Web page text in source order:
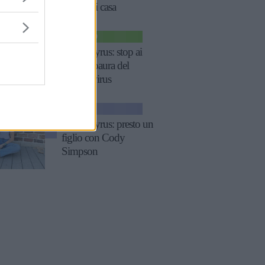
pulizie di casa
SPETTACOLO
Miley Cyrus: stop ai
live per paura del
Coronavirus
Miley Cyrus: presto un
figlio con Cody
Simpson